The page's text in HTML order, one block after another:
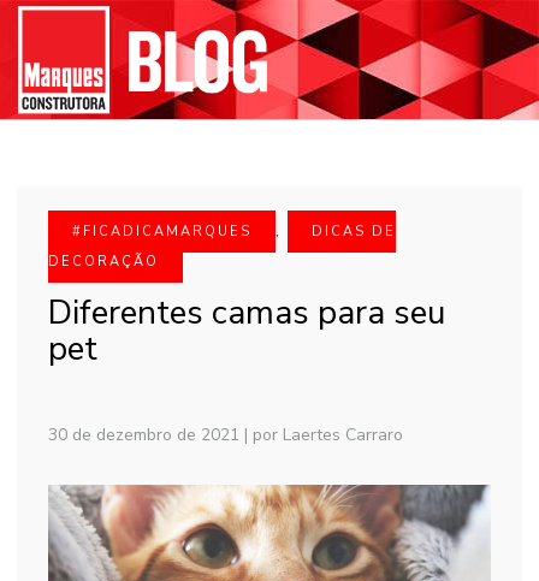
#FICADICAMARQUES ,
DICAS DE
DECORAÇÃO
Diferentes camas para seu
pet
30 de dezembro de 2021 | por Laertes Carraro